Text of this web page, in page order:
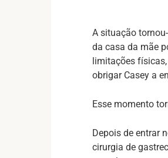
A situação
da casa da mãe
limitações
obrigar Casey a
Esse momento
Depois de entrar
cirurgia de